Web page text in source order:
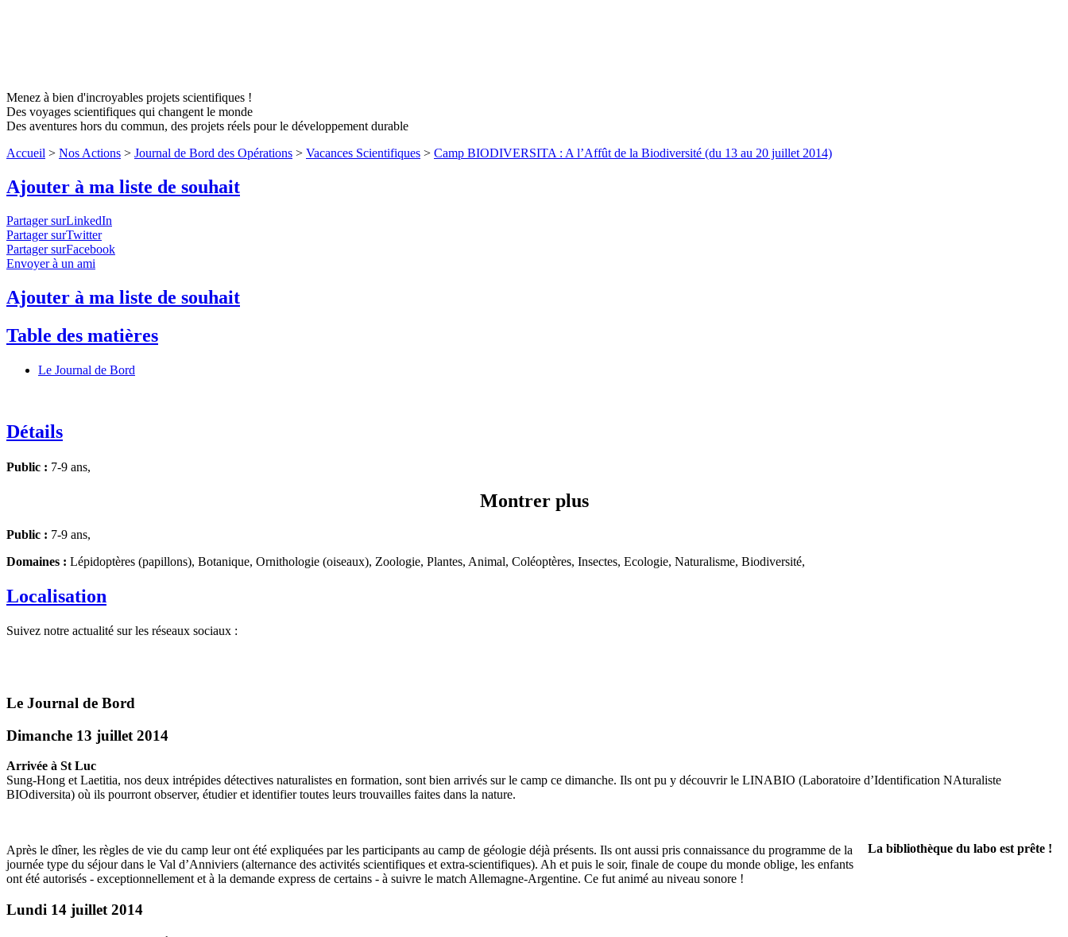
Menez à bien d'incroyables projets scientifiques !
Des voyages scientifiques qui changent le monde
Des aventures hors du commun, des projets réels pour le développement durable
Accueil > Nos Actions > Journal de Bord des Opérations > Vacances Scientifiques > Camp BIODIVERSITA : A l’Affût de la Biodiversité (du 13 au 20 juillet 2014)
Ajouter à ma liste de souhait
Partager surLinkedIn
Partager surTwitter
Partager surFacebook
Envoyer à un ami
Ajouter à ma liste de souhait
Table des matières
Le Journal de Bord
Détails
Public : 7-9 ans,
Montrer plus
Public : 7-9 ans,
Domaines : Lépidoptères (papillons), Botanique, Ornithologie (oiseaux), Zoologie, Plantes, Animal, Coléoptères, Insectes, Ecologie, Naturalisme, Biodiversité,
Localisation
Suivez notre actualité sur les réseaux sociaux :
Le Journal de Bord
Dimanche 13 juillet 2014
Arrivée à St Luc
Sung-Hong et Laetitia, nos deux intrépides détectives naturalistes en formation, sont bien arrivés sur le camp ce dimanche. Ils ont pu y découvrir le LINABIO (Laboratoire d’Identification NAturaliste
BIOdiversita) où ils pourront observer, étudier et identifier toutes leurs trouvailles faites dans la nature.
La bibliothèque du labo est prête !
Après le dîner, les règles de vie du camp leur ont été expliquées par les participants au camp de géologie déjà présents. Ils ont aussi pris connaissance du programme de la
journée type du séjour dans le Val d’Anniviers (alternance des activités scientifiques et extra-scientifiques). Ah et puis le soir, finale de coupe du monde oblige, les enfants
ont été autorisés - exceptionnellement et à la demande express de certains - à suivre le match Allemagne-Argentine. Ce fut animé au niveau sonore !
Lundi 14 juillet 2014